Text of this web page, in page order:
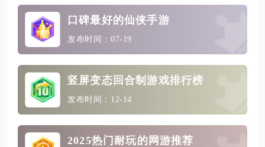
口碑最好的仙侠手游
发布时间：07-19
竖屏变态回合制游戏排行榜
发布时间：12-14
2025热门耐玩的网游推荐